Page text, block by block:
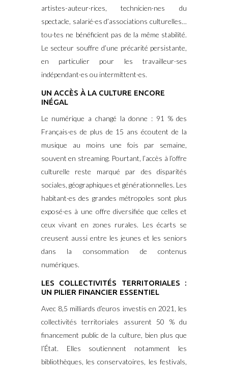
artistes-auteur·rices, technicien·nes du
spectacle, salarié·es d’associations culturelles…
tou·tes ne bénéficient pas de la même stabilité.
Le secteur souffre d’une précarité persistante,
en particulier pour les travailleur·ses
indépendant·es ou intermittent·es.
UN ACCÈS À LA CULTURE ENCORE
INÉGAL
Le numérique a changé la donne : 91 % des
Français·es de plus de 15 ans écoutent de la
musique au moins une fois par semaine,
souvent en streaming. Pourtant, l’accès à l’offre
culturelle reste marqué par des disparités
sociales, géographiques et générationnelles. Les
habitant·es des grandes métropoles sont plus
exposé·es à une offre diversifiée que celles et
ceux vivant en zones rurales. Les écarts se
creusent aussi entre les jeunes et les seniors
dans la consommation de contenus
numériques.
LES COLLECTIVITÉS TERRITORIALES :
UN PILIER FINANCIER ESSENTIEL
Avec 8,5 milliards d’euros investis en 2021, les
collectivités territoriales assurent 50 % du
financement public de la culture, bien plus que
l’État. Elles soutiennent notamment les
bibliothèques, les conservatoires, les festivals,